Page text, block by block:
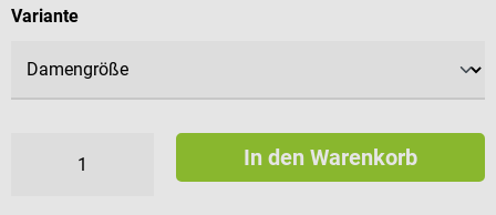
Varianteauswählen
In den Warenkorb